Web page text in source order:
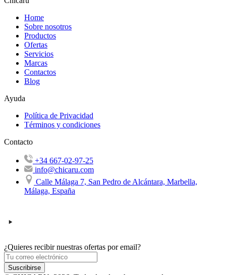
Home
Sobre nosotros
Productos
Ofertas
Servicios
Marcas
Contactos
Blog
Ayuda
Política de Privacidad
Términos y condiciones
Contacto
+34 667-02-97-25
info@chicaru.com
Calle Málaga 7, San Pedro de Alcántara, Marbella,
Málaga, España
¿Quieres recibir nuestras ofertas por email?
Suscribirse